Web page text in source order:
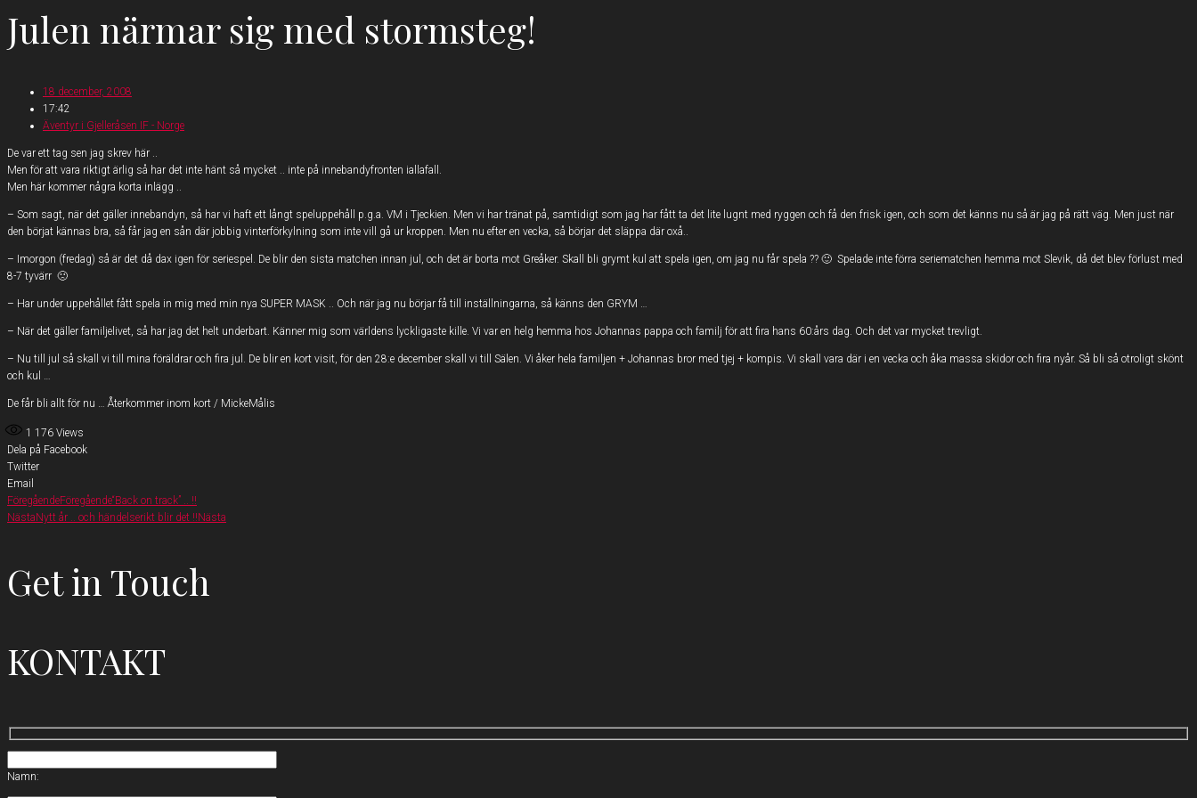
Julen närmar sig med stormsteg!
18 december, 2008
17:42
Äventyr i Gjelleråsen IF - Norge
De var ett tag sen jag skrev här ..
Men för att vara riktigt ärlig så har det inte hänt så mycket .. inte på innebandyfronten iallafall.
Men här kommer några korta inlägg ..
– Som sagt, när det gäller innebandyn, så har vi haft ett långt speluppehåll p.g.a. VM i Tjeckien. Men vi har tränat på, samtidigt som jag har fått ta det lite lugnt med ryggen och få den frisk igen, och som det känns nu så är jag på rätt väg. Men just när
den börjat kännas bra, så får jag en sån där jobbig vinterförkylning som inte vill gå ur kroppen. Men nu efter en vecka, så börjar det släppa där oxå..
– Imorgon (fredag) så är det då dax igen för seriespel. De blir den sista matchen innan jul, och det är borta mot Greåker. Skall bli grymt kul att spela igen, om jag nu får spela ?? 🙂 Spelade inte förra seriematchen hemma mot Slevik, då det blev förlust med
8-7 tyvärr 🙁
– Har under uppehållet fått spela in mig med min nya SUPER MASK .. Och när jag nu börjar få till inställningarna, så känns den GRYM …
– När det gäller familjelivet, så har jag det helt underbart. Känner mig som världens lyckligaste kille. Vi var en helg hemma hos Johannas pappa och familj för att fira hans 60:års dag. Och det var mycket trevligt.
– Nu till jul så skall vi till mina föräldrar och fira jul. De blir en kort visit, för den 28:e december skall vi till Sälen. Vi åker hela familjen + Johannas bror med tjej + kompis. Vi skall vara där i en vecka och åka massa skidor och fira nyår. Så bli så otroligt skönt
och kul …
De får bli allt för nu … Återkommer inom kort / MickeMålis
1 176 Views
Dela på Facebook
Twitter
Email
FöregåendeFöregående“Back on track” .. !!
Nästa Nytt år .. och händelserikt blir det !! Nästa
Get in Touch
KONTAKT
Namn: